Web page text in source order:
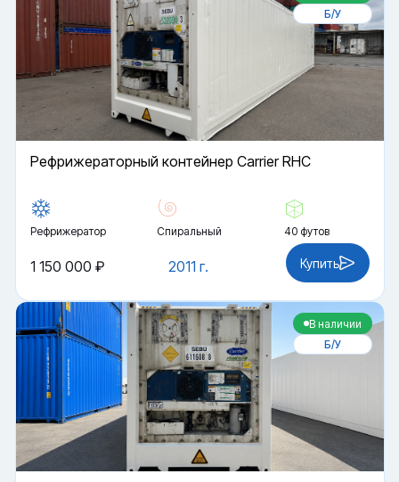
Б/У
Рефрижераторный контейнер Carrier RHC
Рефрижератор Спиральный 40 футов
2011 г.
1 150 000 ₽ Купить
В наличии
Б/У